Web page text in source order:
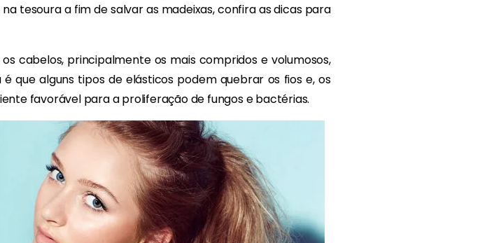
tesoura a fim de salvar as madeixas, confira as dicas para
cabelos, principalmente os mais compridos e volumosos,
que alguns tipos de elásticos podem quebrar os fios e, os
favorável para a proliferação de fungos e bactérias.